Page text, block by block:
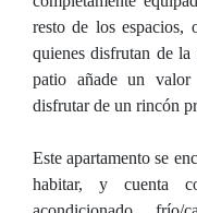
resto de los espacios,
quienes disfrutan de la
patio añade un valor
disfrutar de un rincón
Este apartamento se
habitar, y cuenta